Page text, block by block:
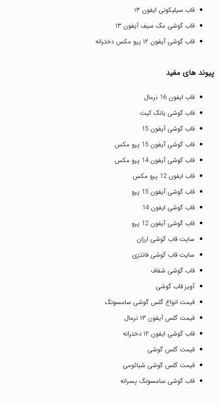
قاب سیلیکونی ایفون ۱۳
قاب گوشی مگ سیف آیفون ۱۳
قاب گوشی آیفون ۱۲ پرو مکس دخترانه
پیوند های مفید
قاب ایفون 16 نرمال
قاب گوشی یانگ کیت
قاب گوشی آیفون 15
قاب گوشی آیفون 15 پرو مکس
قاب گوشی آیفون 14 پرو مکس
قاب ایفون 12 پرو مکس
قاب گوشی آیفون 15 پرو
قاب گوشی ایفون 14
قاب گوشی آیفون 12 پرو
سایت قاب گوشی ارزان
سایت قاب گوشی فانتزی
قاب گوشی شفاف
آویز قاب گوشی
قیمت انواع گلس گوشی سامسونگ
قیمت گلس آیفون ۱۳ نرمال
قاب گوشی ایفون ۱۲ دخترانه
قیمت گلس گوشی
قیمت گلس گوشی شیائومی
قاب گوشی سامسونگ پسرانه